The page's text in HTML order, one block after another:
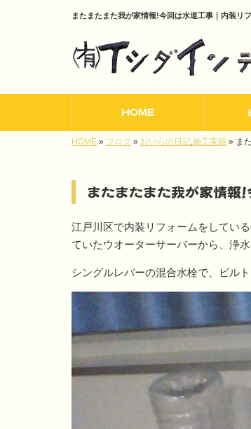
またまたまた我が家情報!今回は水道工事｜内装リ
HOME
HOME » ブログ » おいらの日記,施工実績 » ま
またまたまた我が家情報
江戸川区で内装リフォームをしてい
ていたウオーターサーバーから、浄
シングルレバーの混合水栓で、ビル